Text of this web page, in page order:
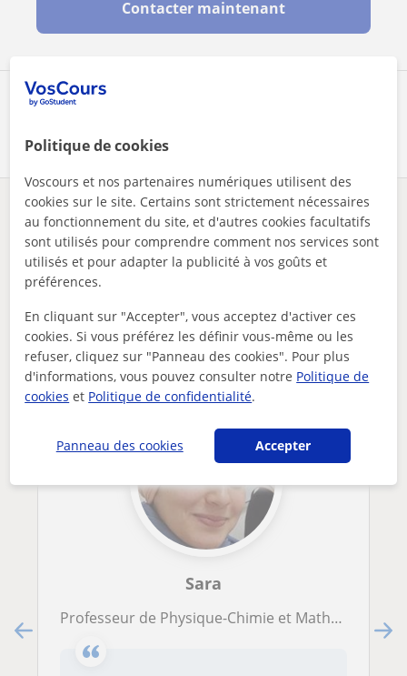
Partagez ce professeur
Contacter maintenant
Des problèmes avec ce profil ?Signalez-le
Vos cours particuliers
Bac
professeur particulier. apprendre a vouloir parler anglais
Autres profs de Bac à France susceptibles
de vous intéresser
Sara
Professeur de Physique-Chimie et Mathématiques : Cours Particuliers pour Tous les Niveaux, Du Collège au Bac !
Politique de cookies
Voscours et nos partenaires numériques utilisent des
cookies sur le site. Certains sont strictement nécessaires
au fonctionnement du site, et d'autres cookies facultatifs
sont utilisés pour comprendre comment nos services sont
utilisés et pour adapter la publicité à vos goûts et
préférences.
En cliquant sur "Accepter", vous acceptez d'activer ces
cookies. Si vous préférez les définir vous-même ou les
refuser, cliquez sur "Panneau des cookies". Pour plus
d'informations, vous pouvez consulter notre Politique de
cookies et Politique de confidentialité.
Panneau des cookies Accepter